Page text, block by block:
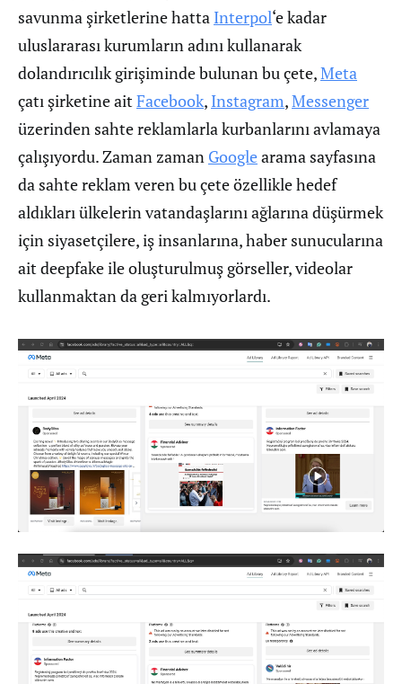
savunma şirketlerine hatta Interpol‘e kadar
uluslararası kurumların adını kullanarak
dolandırıcılık girişiminde bulunan bu çete,Meta
çatı şirketine ait Facebook, Instagram,Messenger
üzerinden sahte reklamlarla kurbanlarını avlamaya
çalışıyordu. Zaman zaman Googlearama sayfasına
da sahte reklam veren bu çete özellikle hedef
aldıkları ülkelerin vatandaşlarını ağlarına düşürmek
için siyasetçilere, iş insanlarına, haber sunucularına
ait deepfake ile oluşturulmuş görseller, videolar
kullanmaktan da geri kalmıyorlardı.